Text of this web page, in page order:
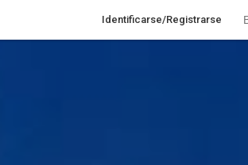
Identificarse/Registrarse